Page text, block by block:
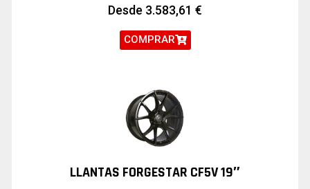
Desde 3.583,61 €
COMPRAR
LLANTAS FORGESTAR CF5V 19″